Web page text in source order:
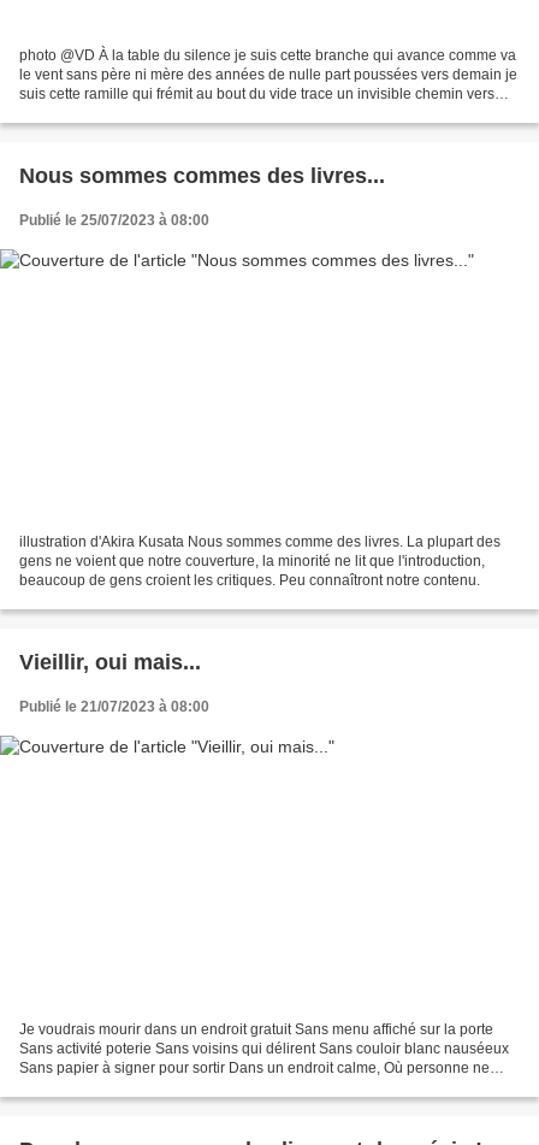
photo @VD À la table du silence je suis cette branche qui avance comme va
le vent sans père ni mère des années de nulle part poussées vers demain je
suis cette ramille qui frémit au bout du vide trace un invisible chemin vers
Nous sommes commes des livres...
Publié le 25/07/2023 à 08:00
illustration d'Akira Kusata Nous sommes comme des livres. La plupart des
gens ne voient que notre couverture, la minorité ne lit que l'introduction,
beaucoup de gens croient les critiques. Peu connaîtront notre contenu.
Vieillir, oui mais...
Publié le 21/07/2023 à 08:00
Je voudrais mourir dans un endroit gratuit Sans menu affiché sur la porte
Sans activité poterie Sans voisins qui délirent Sans couloir blanc nauséeux
Sans papier à signer pour sortir Dans un endroit calme, Où personne ne